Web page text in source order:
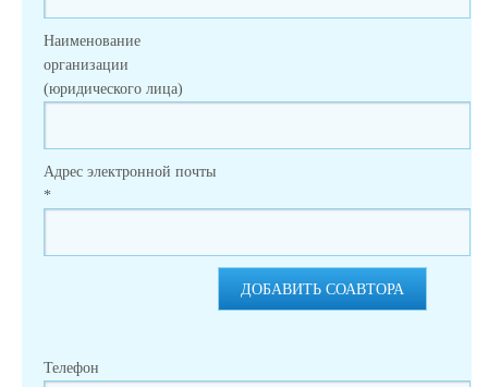
Наименование
организации
(юридического лица)
Адрес электронной почты
*
ДОБАВИТЬ СОАВТОРА
Телефон